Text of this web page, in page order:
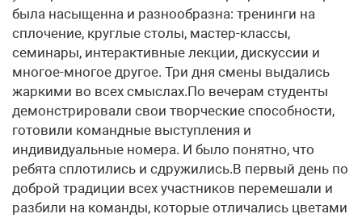
была насыщенна и разнообразна: тренинги на
сплочение, круглые столы, мастер-классы,
семинары, интерактивные лекции, дискуссии и
многое-многое другое. Три дня смены выдались
жаркими во всех смыслах.По вечерам студенты
демонстрировали свои творческие способности,
готовили командные выступления и
индивидуальные номера. И было понятно, что
ребята сплотились и сдружились.В первый день по
доброй традиции всех участников перемешали и
разбили на команды, которые отличались цветами